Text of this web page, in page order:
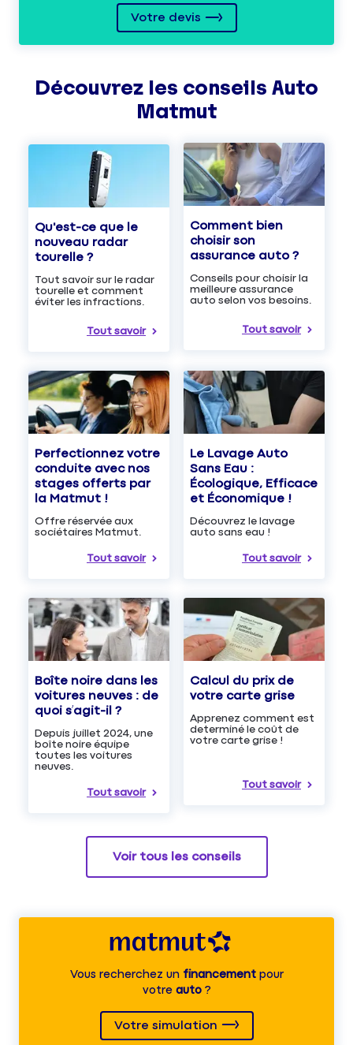
Votre devis
Découvrez les conseils Auto
Matmut
Qu'est-ce que le
nouveau radar
tourelle ?
Tout savoir sur le radar
tourelle et comment
éviter les infractions.
Tout savoir
Comment bien
choisir son
assurance auto ?
Conseils pour choisir la
meilleure assurance
auto selon vos besoins.
Tout savoir
Perfectionnez votre
conduite avec nos
stages offerts par
la Matmut !
Offre réservée aux
sociétaires Matmut.
Tout savoir
Le Lavage Auto
Sans Eau :
Écologique, Efficace
et Économique !
Découvrez le lavage
auto sans eau !
Tout savoir
Boîte noire dans les
voitures neuves : de
quoi s’agit-il ?
Depuis juillet 2024, une
boîte noire équipe
toutes les voitures
neuves.
Tout savoir
Calcul du prix de
votre carte grise
Apprenez comment est
determiné le coût de
votre carte grise !
Tout savoir
Voir tous les conseils
Vous recherchez unfinancementpour
votre auto?
Votre simulation